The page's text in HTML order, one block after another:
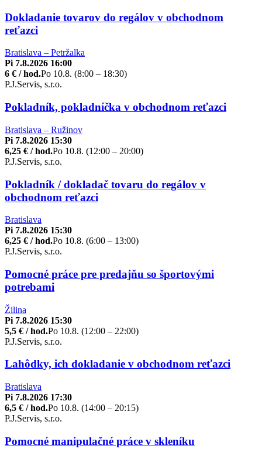
Dokladanie tovarov do regálov v obchodnom
reťazci
Bratislava – Petržalka
Pi 7.8.2026 16:00
6 € / hod.Po 10.8. (8:00 – 18:30)
P.J.Servis, s.r.o.
Pokladník, pokladníčka v obchodnom reťazci
Bratislava – Ružinov
Pi 7.8.2026 15:30
6,25 € / hod.Po 10.8. (12:00 – 20:00)
P.J.Servis, s.r.o.
Pokladník / dokladač tovaru do regálov v
obchodnom reťazci
Bratislava
Pi 7.8.2026 15:30
6,25 € / hod.Po 10.8. (6:00 – 13:00)
P.J.Servis, s.r.o.
Pomocné práce pre predajňu so športovými
potrebami
Žilina
Pi 7.8.2026 15:30
5,5 € / hod.Po 10.8. (12:00 – 22:00)
P.J.Servis, s.r.o.
Lahôdky, ich dokladanie v obchodnom reťazci
Bratislava
Pi 7.8.2026 17:30
6,5 € / hod.Po 10.8. (14:00 – 20:15)
P.J.Servis, s.r.o.
Pomocné manipulačné práce v skleníku